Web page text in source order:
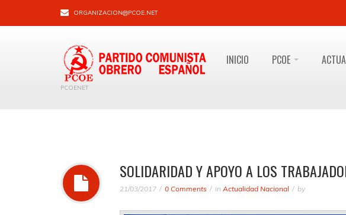
ORGANIZACION@PCOE.NET
PCOENET
INICIO PCOE
SOLIDARIDAD Y APOYO A LOS
21/03/2017 0 Comments in Actualidad Nacional by